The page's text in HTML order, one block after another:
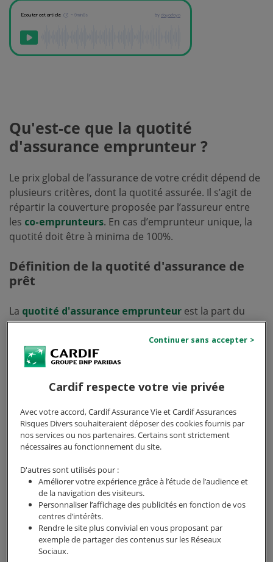
Qu'est-ce que la quotité
d'assurance emprunteur ?
Le prix global de l’assurance de votre crédit dépend de
plusieurs critères, dont la quotité assurée. Il s’agit de
répartir la couverture proposée par l’assureur entre
les co-emprunteurs. En cas d’emprunteur unique, la
quotité doit être à minima de 100%.
Définition de la quotité d'assurance de
prêt
La quotité d'assurance emprunteur est la part du
capital emprunté qui est assurée par un contrat
d'assurance emprunteur. Elle représente la somme
assurée, en pourcentage, par rapport à la somme
totale empruntée. La quotité est donc un élément
important à prendre en compte lors du choix d'une
La quotité s’applique à l’ensemble des garanties
souscrites par l’emprunteur. Elle est exprimée sous
forme de pourcentage et correspond au montant que
l'assureur prend en charge en cas de décès, d'invalidité
ou de perte d'emploi, selon les limites et conditions du
contrat. Par exemple, si vous avez emprunté 200 000 €
et que la quotité d'assurance emprunteur est de 100
%, la somme assurée par l'assurance est de 200 000 €.
Pour l'emprunteur, la quotité d'assurance correspond
à la partie du prêt immobilier qu'il s'engage à
Cardif respecte votre vie privée
Avec votre accord, Cardif Assurance Vie et Cardif Assurances
Risques Divers souhaiteraient déposer des cookies fournis par
nos services ou nos partenaires. Certains sont strictement
nécessaires au fonctionnement du site.
D'autres sont utilisés pour :
Améliorer votre expérience grâce à l’étude de l’audience et
de la navigation des visiteurs.
Personnaliser l’affichage des publicités en fonction de vos
centres d’intérêts.
Rendre le site plus convivial en vous proposant par
exemple de partager des contenus sur les Réseaux
Sociaux.